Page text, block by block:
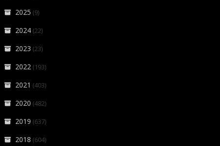
2025 (9)
2024 (22)
2023 (23)
2022 (193)
2021 (403)
2020 (482)
2019 (637)
2018 (604)